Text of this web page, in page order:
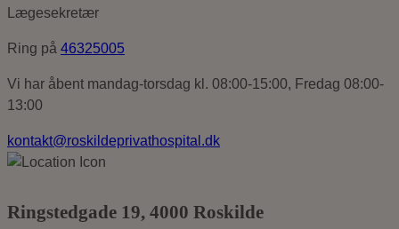
Lægesekretær
Ring på 46325005
Vi har åbent mandag-torsdag kl. 08:00-15:00, Fredag 08:00-
13:00
kontakt@roskildeprivathospital.dk
Ringstedgade 19, 4000 Roskilde